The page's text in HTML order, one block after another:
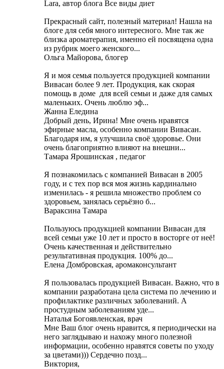
Lara, автор блога Все виды диет
Прекрасный сайт, полезный материал! Нашла на
блоге для себя много интересного. Мне так же
близка ароматерапия, именно ей посвящена одна
из рубрик моего женского...
Ольга Майорова, блогер
Я и моя семья пользуется продукцией компании
Вивасан более 9 лет. Продукция, как скорая
помощь в доме для всей семьи и даже для самых
маленьких. Очень люблю эф...
Жанна Еледина
Добрый день, Ирина! Мне очень нравятся
эфирные масла, особенно компании Вивасан.
Благодаря им, я улучшила своё здоровье. Они
очень благоприятно влияют на внешни...
Тамара Ярошинская , педагог
Я познакомилась с компанией Вивасан в 2005
году, и с тех пор вся моя жизнь кардинально
изменилась - я решила множество проблем со
здоровьем, занялась серьёзно б...
Вараксина Тамара
Пользуюсь продукцией компании Вивасан для
всей семьи уже 10 лет и просто в восторге от неё!
Очень качественная и действительно
результативная продукция. 100% до...
Елена Домбровская, аромаконсультант
Я пользовалась продукцией Вивасан. Важно, что в
компании разработана цела система по лечению и
профилактике различных заболеваний. А
простудным заболеваниям уде...
Наталья Богоявленская, врач
Мне Ваш блог очень нравится, я периодически на
него заглядываю и нахожу много полезной
информации, особенно нравятся советы по уходу
за цветами))) Cердечно позд...
Виктория,